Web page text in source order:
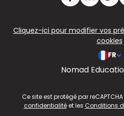
Cliquez-ici pour modifier vos
cookies
FR
Nomad
Ce site est protégé par
confidentialitéet les Conditions